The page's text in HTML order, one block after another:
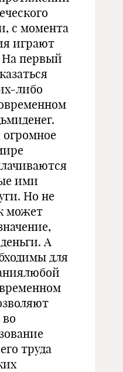
с момента
играют
На первый
либо
огромное
ими
Но не
может
А
для
труда